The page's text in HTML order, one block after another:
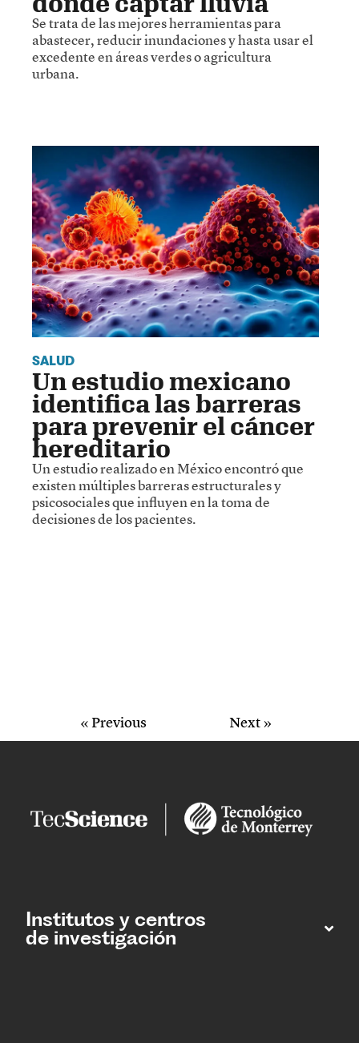
Se trata de las mejores herramientas para
abastecer, reducir inundaciones y hasta usar el
excedente en áreas verdes o agricultura
urbana.
SALUD
Un estudio mexicano
identifica las barreras
para prevenir el cáncer
hereditario
Un estudio realizado en México encontró que
existen múltiples barreras estructurales y
psicosociales que influyen en la toma de
decisiones de los pacientes.
« Previous Next »
Institutos y centros
de investigación